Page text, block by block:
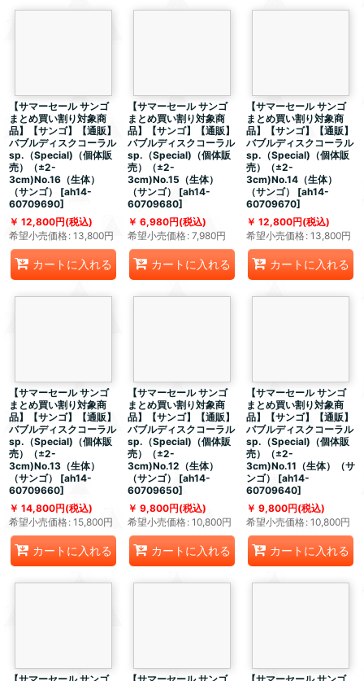
【サマーセール サンゴ
まとめ買い割り対象商
品】【サンゴ】【通販】
バブルディスクコーラル
sp.（Special)（個体販
売）（±2-
3cm)No.16（生体）
（サンゴ）
[ah14-
60709690]
12,800円(税込)
希望小売価格: 13,800円
カートに入れる
【サマーセール サンゴ
まとめ買い割り対象商
品】【サンゴ】【通販】
バブルディスクコーラル
sp.（Special)（個体販
売）（±2-
3cm)No.15（生体）
（サンゴ）
[ah14-
60709680]
6,980円(税込)
希望小売価格: 7,980円
カートに入れる
【サマーセール サンゴ
まとめ買い割り対象商
品】【サンゴ】【通販】
バブルディスクコーラル
sp.（Special)（個体販
売）（±2-
3cm)No.14（生体）
（サンゴ）
[ah14-
60709670]
12,800円(税込)
希望小売価格: 13,800円
カートに入れる
【サマーセール サンゴ
まとめ買い割り対象商
品】【サンゴ】【通販】
バブルディスクコーラル
sp.（Special)（個体販
売）（±2-
3cm)No.13（生体）
（サンゴ）
[ah14-
60709660]
14,800円(税込)
希望小売価格: 15,800円
カートに入れる
【サマーセール サンゴ
まとめ買い割り対象商
品】【サンゴ】【通販】
バブルディスクコーラル
sp.（Special)（個体販
売）（±2-
3cm)No.12（生体）
（サンゴ）
[ah14-
60709650]
9,800円(税込)
希望小売価格: 10,800円
カートに入れる
【サマーセール サンゴ
まとめ買い割り対象商
品】【サンゴ】【通販】
バブルディスクコーラル
sp.（Special)（個体販
売）（±2-
3cm)No.11（生体）（サ
ンゴ）
[ah14-
60709640]
9,800円(税込)
希望小売価格 : 10,800円
カートに入れる